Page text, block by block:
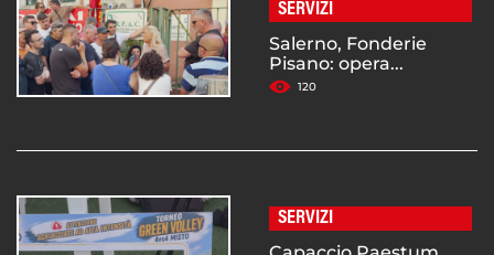
SERVIZI
Salerno, Fonderie
Pisano: opera...
120
SERVIZI